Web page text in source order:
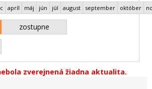
apríl máj jún júl august september október
zostupne
zverejnená žiadna aktualita.